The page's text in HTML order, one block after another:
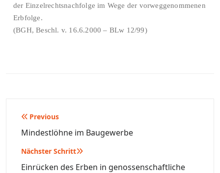
der Einzelrechtsnachfolge im Wege der vorweggenommenen
Erbfolge.
(BGH, Beschl. v. 16.6.2000 – BLw 12/99)
Beitragsnavigation
Previous
Mindestlöhne im Baugewerbe
Nächster Schritt
Einrücken des Erben in genossenschaftliche